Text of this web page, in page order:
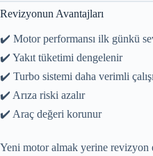
Revizyonun Avantajları
✔️ Motor performansı ilk günkü
✔️ Yakıt tüketimi dengelenir
✔️ Turbo sistemi daha verimli
✔️ Arıza riski azalır
✔️ Araç değeri korunur
Yeni motor almak yerine